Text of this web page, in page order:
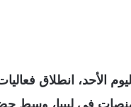
الأحد، انطلاق
في ليبيا، وسط